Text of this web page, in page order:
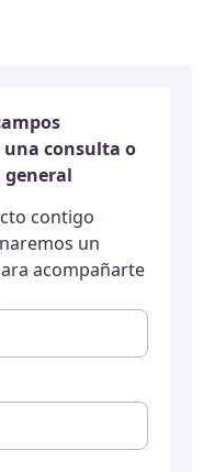
consulta o
general
contigo
un
acompañarte